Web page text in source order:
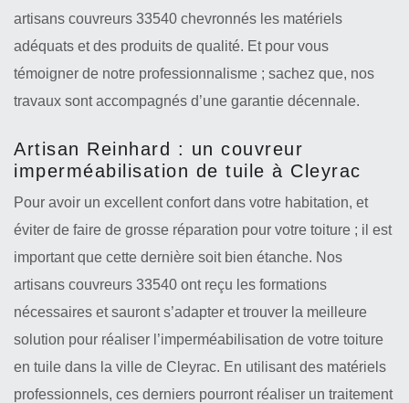
artisans couvreurs 33540 chevronnés les matériels
adéquats et des produits de qualité. Et pour vous
témoigner de notre professionnalisme ; sachez que, nos
travaux sont accompagnés d’une garantie décennale.
Artisan Reinhard : un couvreur
imperméabilisation de tuile à Cleyrac
Pour avoir un excellent confort dans votre habitation, et
éviter de faire de grosse réparation pour votre toiture ; il est
important que cette dernière soit bien étanche. Nos
artisans couvreurs 33540 ont reçu les formations
nécessaires et sauront s’adapter et trouver la meilleure
solution pour réaliser l’imperméabilisation de votre toiture
en tuile dans la ville de Cleyrac. En utilisant des matériels
professionnels, ces derniers pourront réaliser un traitement